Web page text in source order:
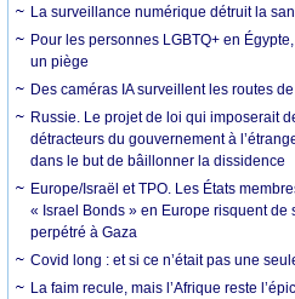
La surveillance numérique détruit la
Pour les personnes LGBTQ+ en
un piège
Des caméras IA surveillent les routes
Russie. Le projet de loi qui imposerait
détracteurs du gouvernement à
dans le but de bâillonner la dissidence
Europe/Israël et TPO. Les États
« Israel Bonds » en Europe risquent
perpétré à Gaza
Covid long : et si ce n’était pas une
La faim recule, mais l’Afrique reste